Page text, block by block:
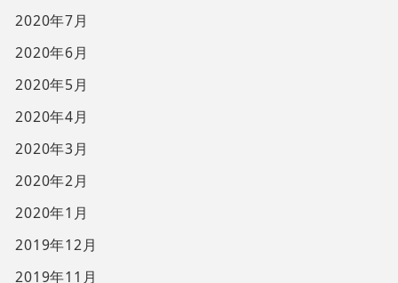
2020年7月
2020年6月
2020年5月
2020年4月
2020年3月
2020年2月
2020年1月
2019年12月
2019年11月